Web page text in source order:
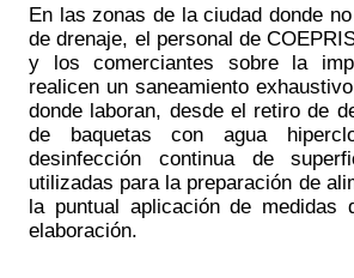
En las zonas de la ciudad donde
de drenaje, el personal de
y los comerciantes sobre la
realicen un saneamiento
donde laboran, desde el retiro de
de baquetas con agua
desinfección continua de
utilizadas para la preparación de
la puntual aplicación de medidas
elaboración.